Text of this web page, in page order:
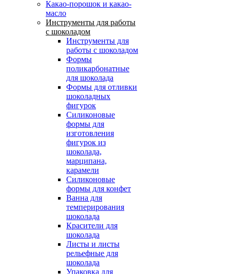
Какао-порошок и какао-
масло
Инструменты для работы
с шоколадом
Инструменты для
работы с шоколадом
Формы
поликарбонатные
для шоколада
Формы для отливки
шоколадных
фигурок
Силиконовые
формы для
изготовления
фигурок из
шоколада,
марципана,
карамели
Силиконовые
формы для конфет
Ванна для
темперирования
шоколада
Красители для
шоколада
Листы и листы
рельефные для
шоколада
Упаковка для